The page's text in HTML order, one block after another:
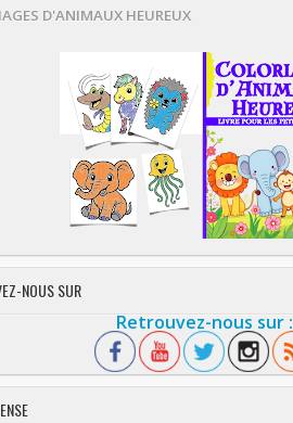
D'ANIMAUX HEUREUX
NOUS SUR
Retrouvez-nous sur :